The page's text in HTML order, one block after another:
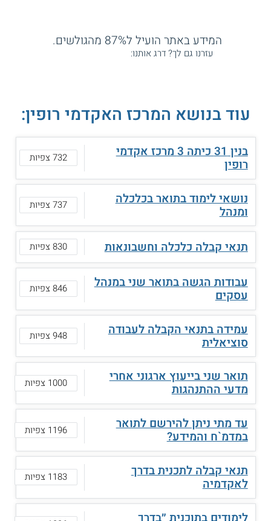
המידע באתר הועיל ל87% מהגולשים.
עזרנו גם לך? דרג אותנו:
עוד בנושא המרכז האקדמי רופין:
בנין 31 כיתה 3 מרכז אקדמי
רופין 732 צפיות
נושאי לימוד בתואר בכלכלה
ומנהל 737 צפיות
תנאי קבלה כלכלה וחשבונאות 830 צפיות
עבודות הגשה בתואר שני במנהל
עסקים 846 צפיות
עמידה בתנאי הקבלה לעבודה
סוציאלית 948 צפיות
תואר שני בייעוץ ארגוני אחרי
מדעי ההתנהגות 1000 צפיות
עד מתי ניתן להירשם לתואר
במדמ`ח והמידע? 1196 צפיות
תנאי קבלה לתכנית בדרך
לאקדמיה 1183 צפיות